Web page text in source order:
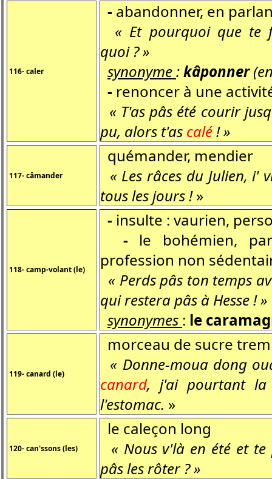
116- caler
- abandonner, en
« Et pourquoi que te
quoi ? »
synonyme:kâponner
- renoncer à une
« T'as pâs été courir
pu, alors t'as calé! »
117- câmander
quémander, mendier
« Les râces du Julien,
tous les jours !»
118- camp-volant (le)
- insulte : vaurien,
- le bohémien,
profession non
« Perds pâs ton temps
qui restera pâs à Hesse ! »
synonymes : le
119- canard (le)
morceau de sucre
« Donne-moua dong
canard, j'ai pourtant la
l'estomac. »
120- can'ssons (les)
le caleçon long
« Nous v'là en été et
pâs les rôter ? »